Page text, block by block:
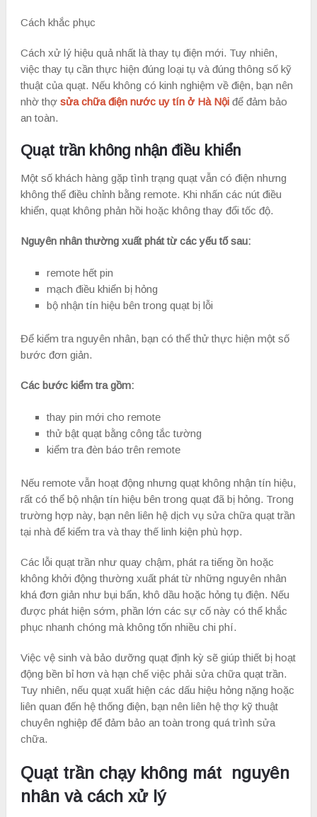
Cách khắc phục
Cách xử lý hiệu quả nhất là thay tụ điện mới. Tuy nhiên,
việc thay tụ cần thực hiện đúng loại tụ và đúng thông số kỹ
thuật của quạt. Nếu không có kinh nghiệm về điện, bạn nên
nhờ thợ sửa chữa điện nước uy tín ở Hà Nộiđể đảm bảo
an toàn.
Quạt trần không nhận điều khiển
Một số khách hàng gặp tình trạng quạt vẫn có điện nhưng
không thể điều chỉnh bằng remote. Khi nhấn các nút điều
khiển, quạt không phản hồi hoặc không thay đổi tốc độ.
Nguyên nhân thường xuất phát từ các yếu tố sau:
remote hết pin
mạch điều khiển bị hỏng
bộ nhận tín hiệu bên trong quạt bị lỗi
Để kiểm tra nguyên nhân, bạn có thể thử thực hiện một số
bước đơn giản.
Các bước kiểm tra gồm:
thay pin mới cho remote
thử bật quạt bằng công tắc tường
kiểm tra đèn báo trên remote
Nếu remote vẫn hoạt động nhưng quạt không nhận tín hiệu,
rất có thể bộ nhận tín hiệu bên trong quạt đã bị hỏng. Trong
trường hợp này, bạn nên liên hệ dịch vụ sửa chữa quạt trần
tại nhà để kiểm tra và thay thế linh kiện phù hợp.
Các lỗi quạt trần như quay chậm, phát ra tiếng ồn hoặc
không khởi động thường xuất phát từ những nguyên nhân
khá đơn giản như bụi bẩn, khô dầu hoặc hỏng tụ điện. Nếu
được phát hiện sớm, phần lớn các sự cố này có thể khắc
phục nhanh chóng mà không tốn nhiều chi phí.
Việc vệ sinh và bảo dưỡng quạt định kỳ sẽ giúp thiết bị hoạt
động bền bỉ hơn và hạn chế việc phải sửa chữa quạt trần.
Tuy nhiên, nếu quạt xuất hiện các dấu hiệu hỏng nặng hoặc
liên quan đến hệ thống điện, bạn nên liên hệ thợ kỹ thuật
chuyên nghiệp để đảm bảo an toàn trong quá trình sửa
chữa.
Quạt trần chạy không mát nguyên
nhân và cách xử lý